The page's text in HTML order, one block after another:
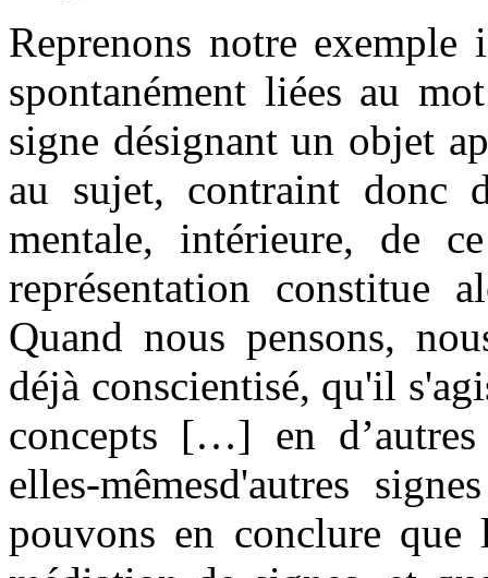
Reprenons notre
spontanément liées au
signe désignant un objet
au sujet, contraint donc
mentale, intérieure, de
représentation constitue
Quand nous pensons,
déjà conscientisé, qu'il
concepts […] en d’autres
elles-mêmesd'autres
pouvons en conclure que